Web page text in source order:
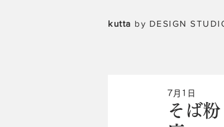
kutta by DESIGN
そば
7月1日